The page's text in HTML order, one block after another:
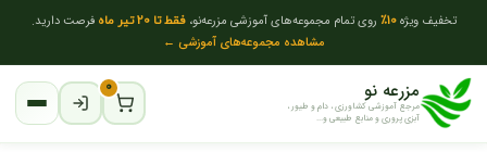
تخفیف ویژه10٪ روی تمام مجموعه‌های آموزشی مزرعه‌نو،فقط تا 20 تیر ماه
فرصت دارید.
مشاهده مجموعه‌های آموزشی ←
مزرعه نو
مرجع آموزشی کشاورزی ، دام و طیور ،
آبزی پروری و منابع طبیعی و...
۰